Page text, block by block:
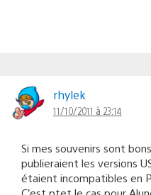
rhylek
11/10/2011 à 23:14
Si mes souvenirs sont
publieraient les versions
étaient incompatibles en